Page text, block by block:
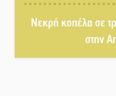
Νεκρή κοπέλα σε
στην